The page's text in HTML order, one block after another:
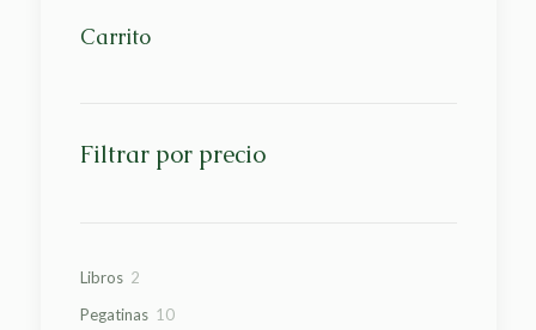
Carrito
Filtrar por precio
Libros 22
Pegatinas 1010